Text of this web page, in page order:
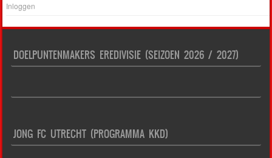
Inloggen
DOELPUNTENMAKERS EREDIVISIE (SEIZOEN 2026 / 2027)
JONG FC UTRECHT (PROGRAMMA KKD)